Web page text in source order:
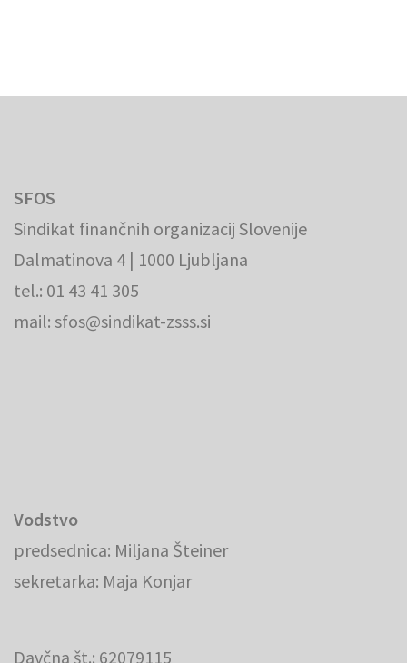
SFOS
Sindikat finančnih organizacij Slovenije
Dalmatinova 4 | 1000 Ljubljana
tel.: 01 43 41 305
mail: sfos@sindikat-zsss.si
Vodstvo
predsednica: Miljana Šteiner
sekretarka: Maja Konjar
Davčna št.: 62079115